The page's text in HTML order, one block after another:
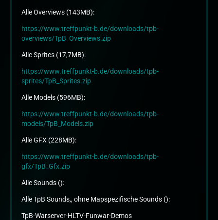
Alle Overviews (143MB):
https://www.treffpunkt-b.de/downloads/tpb-
overviews/TpB_Overviews.zip
Alle Sprites (17,7MB):
https://www.treffpunkt-b.de/downloads/tpb-
sprites/TpB_Sprites.zip
Alle Models (596MB):
https://www.treffpunkt-b.de/downloads/tpb-
models/TpB_Models.zip
Alle GFX (228MB):
https://www.treffpunkt-b.de/downloads/tpb-
gfx/TpB_Gfx.zip
Alle Sounds ():
Alle TpB Sounds,, ohne Mapspezifische Sounds ():
TpB-Warserver-HLTV-Funwar-Demos